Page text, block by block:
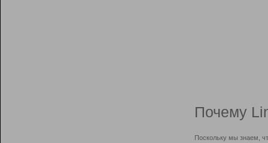
Почему
Поскольку мы знаем,